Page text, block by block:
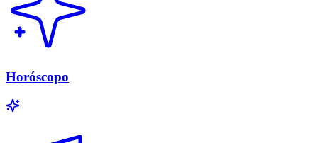
Horóscopo